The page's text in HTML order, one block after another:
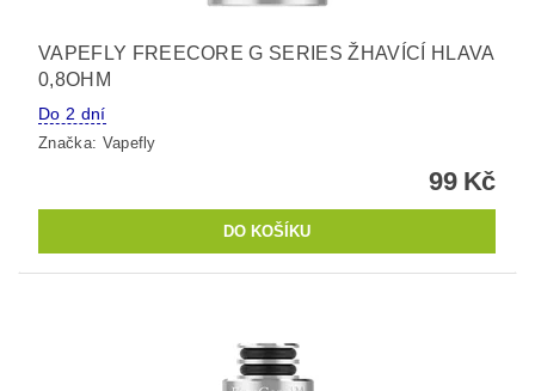
VAPEFLY FREECORE G SERIES ŽHAVÍCÍ HLAVA
0,8OHM
Do 2 dní
Značka: Vapefly
99 Kč